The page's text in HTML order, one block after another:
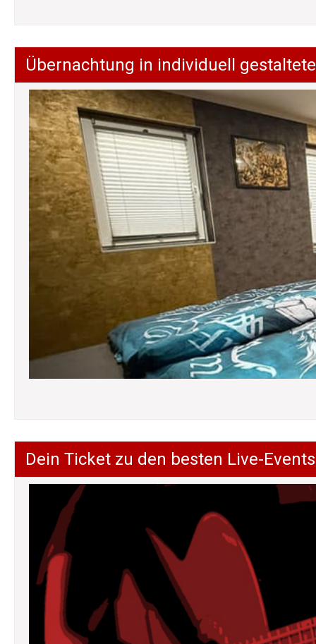
Übernachtung in individuell
Dein Ticket zu den besten Live-Events